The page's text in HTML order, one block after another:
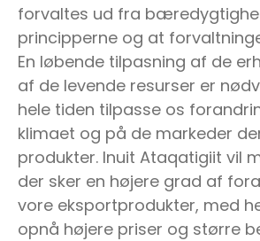
forvaltes ud fra
principperne og at
En løbende tilpasning af de
af de levende resurser er
hele tiden tilpasse os
klimaet og på de markeder
produkter. Inuit Ataqatigiit vil
der sker en højere grad af
vore eksportprodukter, med
opnå højere priser og større